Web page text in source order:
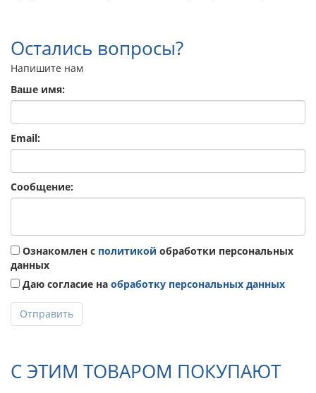
Остались вопросы?
Напишите нам
Ваше имя:
Email:
Сообщение:
Ознакомлен с политикой обработки персональных
данных
Даю согласие на обработку персональных данных
Отправить
С ЭТИМ ТОВАРОМ ПОКУПАЮТ